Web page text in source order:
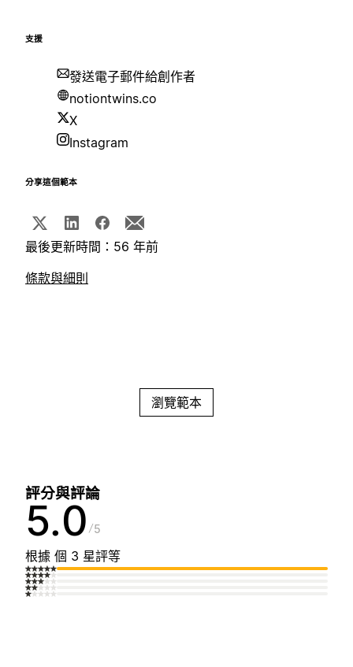
支援
發送電子郵件給創作者
notiontwins.co
X
Instagram
分享這個範本
最後更新時間：56 年前
條款與細則
瀏覽範本
評分與評論
5.0 5
根據 個 3 星評等